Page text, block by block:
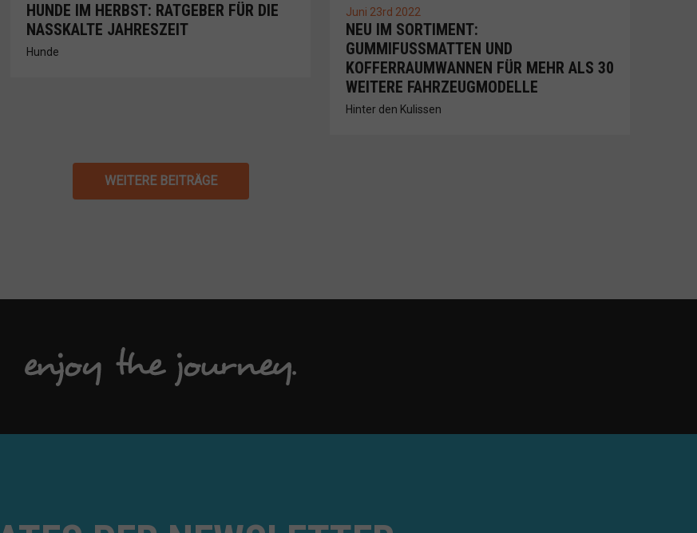
HUNDE IM HERBST: RATGEBER FÜR DIE
NASSKALTE JAHRESZEIT
Hunde
Juni 23rd 2022
NEU IM SORTIMENT:
GUMMIFUSSMATTEN UND K
OFFERRAUMWANNEN FÜR MEHR ALS 30 W
EITERE FAHRZEUGMODELLE
Hinter den Kulissen
WEITERE BEITRÄGE